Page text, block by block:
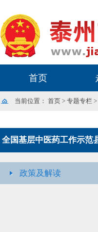
首页
当前位置： 首页 > 专题专栏 >
全国基层中医药工作示范
政策及解读